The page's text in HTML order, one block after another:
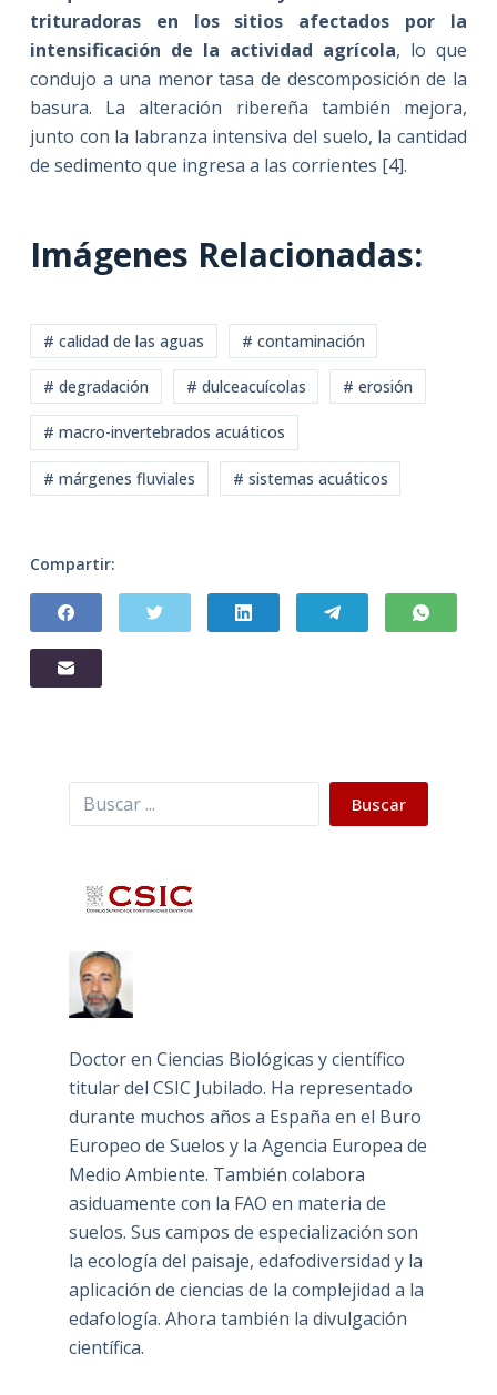
trituradoras en los sitios afectados por la
intensificación de la actividad agrícola, lo que
condujo a una menor tasa de descomposición de la
basura. La alteración ribereña también mejora,
junto con la labranza intensiva del suelo, la cantidad
de sedimento que ingresa a las corrientes [4].
Imágenes Relacionadas:
# calidad de las aguas # contaminación
# degradación # dulceacuícolas # erosión
# macro-invertebrados acuáticos
# márgenes fluviales # sistemas acuáticos
Compartir:
Buscar Buscar
Doctor en Ciencias Biológicas y científico
titular del CSIC Jubilado. Ha representado
durante muchos años a España en el Buro
Europeo de Suelos y la Agencia Europea de
Medio Ambiente. También colabora
asiduamente con la FAO en materia de
suelos. Sus campos de especialización son
la ecología del paisaje, edafodiversidad y la
aplicación de ciencias de la complejidad a la
edafología. Ahora también la divulgación
científica.